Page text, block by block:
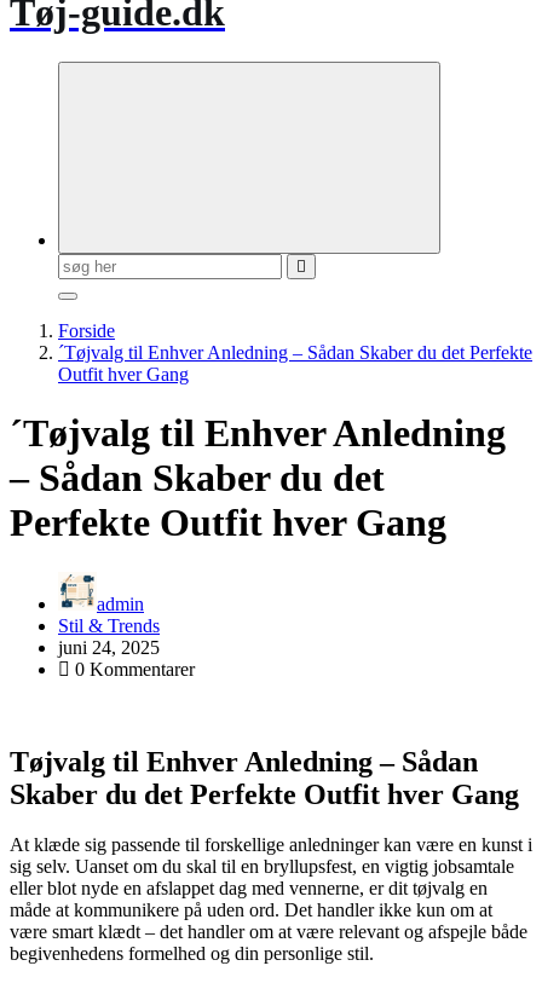
Tøj-guide.dk
Søg
efter:
Forside
´Tøjvalg til Enhver Anledning – Sådan Skaber du det Perfekte
Outfit hver Gang
´Tøjvalg til Enhver Anledning
– Sådan Skaber du det
Perfekte Outfit hver Gang
admin
Stil & Trends
juni 24, 2025
0 Kommentarer
Tøjvalg til Enhver Anledning – Sådan
Skaber du det Perfekte Outfit hver Gang
At klæde sig passende til forskellige anledninger kan være en kunst i
sig selv. Uanset om du skal til en bryllupsfest, en vigtig jobsamtale
eller blot nyde en afslappet dag med vennerne, er dit tøjvalg en
måde at kommunikere på uden ord. Det handler ikke kun om at
være smart klædt – det handler om at være relevant og afspejle både
begivenhedens formelhed og din personlige stil.